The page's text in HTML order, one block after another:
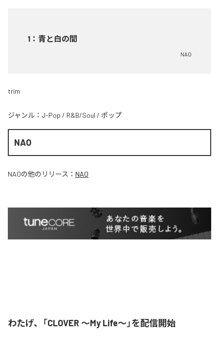
1 ： 青と白の間
NAO
trim
ジャンル： J-Pop / R&B/Soul / ポップ
NAO
NAOの他のリリース： NAO
わたげ、「CLOVER ～My Life～」を配信開始